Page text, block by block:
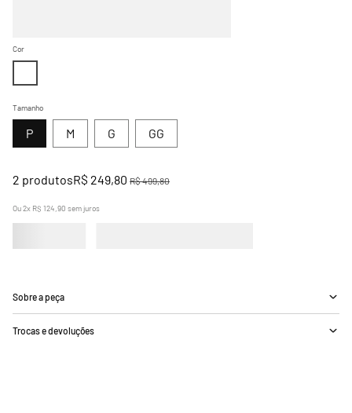
Tamanho
G GG
M
P
Cor
2 produtosR$ 249,80 R$ 499,80
Ou2x R$ 124,90 sem juros
Sobre a peça
Trocas e devoluções